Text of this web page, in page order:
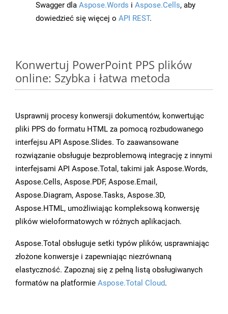
Swagger dla Aspose.Words i Aspose.Cells, aby
dowiedzieć się więcej o API REST.
Konwertuj PowerPoint PPS plików
online: Szybka i łatwa metoda
Usprawnij procesy konwersji dokumentów, konwertując
pliki PPS do formatu HTML za pomocą rozbudowanego
interfejsu API Aspose.Slides. To zaawansowane
rozwiązanie obsługuje bezproblemową integrację z innymi
interfejsami API Aspose.Total, takimi jak Aspose.Words,
Aspose.Cells, Aspose.PDF, Aspose.Email,
Aspose.Diagram, Aspose.Tasks, Aspose.3D,
Aspose.HTML, umożliwiając kompleksową konwersję
plików wieloformatowych w różnych aplikacjach.
Aspose.Total obsługuje setki typów plików, usprawniając
złożone konwersje i zapewniając niezrównaną
elastyczność. Zapoznaj się z pełną listą obsługiwanych
formatów na platformie Aspose.Total Cloud.